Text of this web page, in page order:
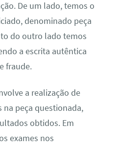
De um lado, temos o
denominado peça
do outro lado temos
a escrita autêntica
fraude.
a realização de
na peça questionada,
obtidos. Em
exames nos